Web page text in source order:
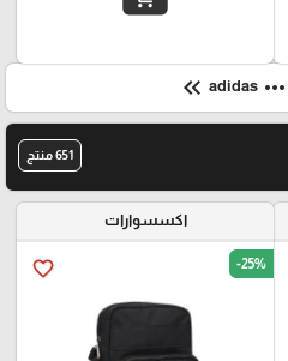
more_horiz
keyboard_double_arrow_left
651 منتج
اكسسوارات
favorite_border -25%